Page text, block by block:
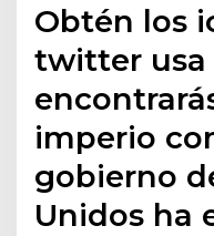
Obtén los
twitter usa
imperio
gobierno
Unidos ha